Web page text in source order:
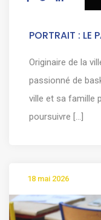
PORTRAIT : LE
Originaire de la
passionné de
ville et sa famille
poursuivre [...]
18 mai 2026